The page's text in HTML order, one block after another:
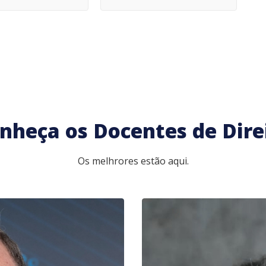
os Docentes de
Os melhrores estão aqui.